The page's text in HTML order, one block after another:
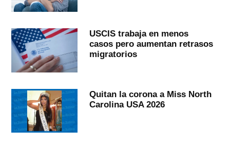
USCIS trabaja en menos
casos pero aumentan retrasos
migratorios
Quitan la corona a Miss North
Carolina USA 2026